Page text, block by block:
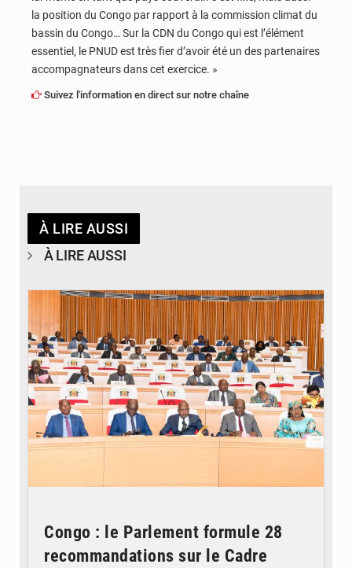
la position du Congo par rapport à la commission climat du
bassin du Congo… Sur la CDN du Congo qui est l’élément
essentiel, le PNUD est très fier d’avoir été un des partenaires
accompagnateurs dans cet exercice. »
Suivez l'information en direct sur notre chaîne
À LIRE AUSSI
À LIRE AUSSI
Congo : le Parlement formule 28
recommandations sur le Cadre